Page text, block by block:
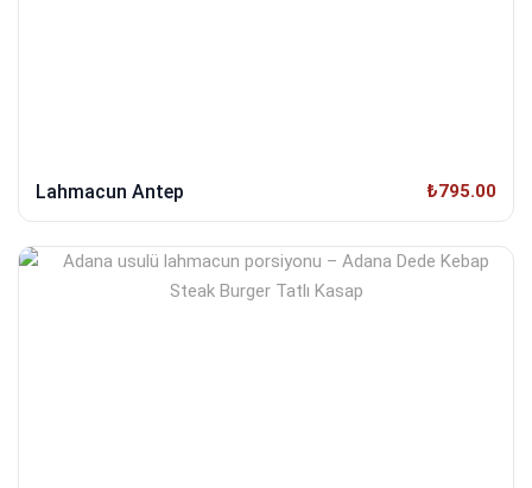
Lahmacun Antep ₺795.00